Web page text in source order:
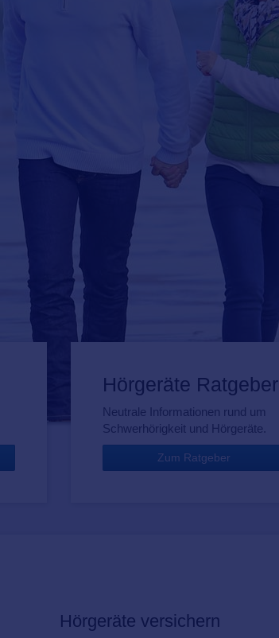
Hörgeräte Ratgeber
Neutrale Informationen rund um
Schwerhörigkeit und Hörgeräte.
Zum Ratgeber
Hörgeräte versichern